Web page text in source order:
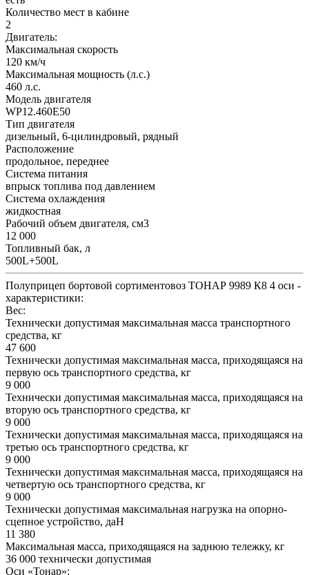
Количество мест в кабине
2
Двигатель:
Максимальная скорость
120 км/ч
Максимальная мощность (л.с.)
460 л.с.
Модель двигателя
WP12.460E50
Тип двигателя
дизельный, 6-цилиндровый, рядный
Расположение
продольное, переднее
Система питания
впрыск топлива под давлением
Система охлаждения
жидкостная
Рабочий объем двигателя, см3
12 000
Топливный бак, л
500L+500L
Полуприцеп бортовой сортиментовоз ТОНАР 9989 К8 4 оси -
характеристики:
Вес:
Технически допустимая максимальная масса транспортного
средства, кг
47 600
Технически допустимая максимальная масса, приходящаяся на
первую ось транспортного средства, кг
9 000
Технически допустимая максимальная масса, приходящаяся на
вторую ось транспортного средства, кг
9 000
Технически допустимая максимальная масса, приходящаяся на
третью ось транспортного средства, кг
9 000
Технически допустимая максимальная масса, приходящаяся на
четвертую ось транспортного средства, кг
9 000
Технически допустимая максимальная нагрузка на опорно-
сцепное устройство, даН
11 380
Максимальная масса, приходящаяся на заднюю тележку, кг
36 000 технически допустимая
Оси «Тонар»: